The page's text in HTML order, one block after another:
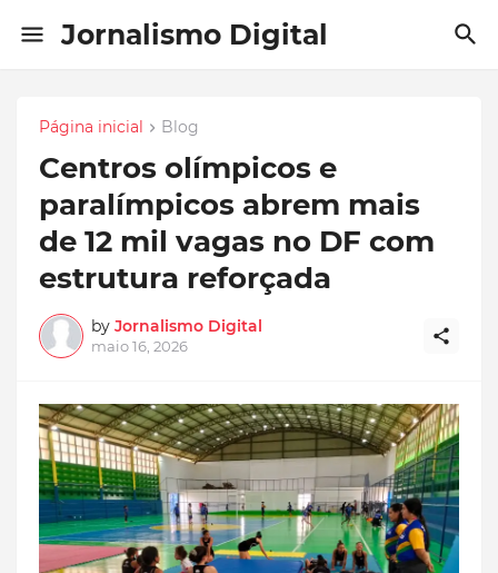
Jornalismo Digital
Página inicial Blog
Centros olímpicos e
paralímpicos abrem mais
de 12 mil vagas no DF com
estrutura reforçada
by Jornalismo Digital
maio 16, 2026